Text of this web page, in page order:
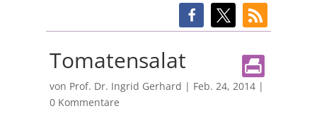
Tomatensalat
von Prof. Dr. Ingrid Gerhard | Feb. 24, 2014|
0 Kommentare